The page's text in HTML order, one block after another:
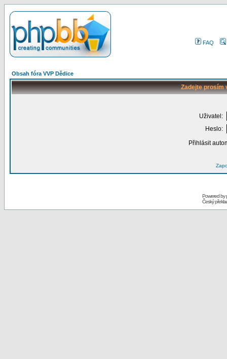
FAQ
Obsah fóra VVP Dědice
Zadejte prosím
Uživatel:
Heslo:
Přihlásit
Powered by
Český